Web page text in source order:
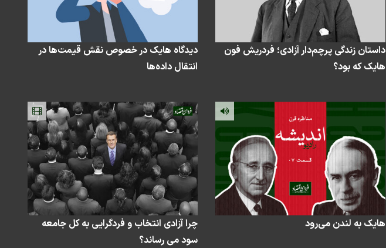
داستان زندگی پرچم‌دار آزادی؛ فردریش فون
هایک که بود؟
دیدگاه هایک در خصوص نقش قیمت‌ها در
انتقال داده‌ها
هایک به لندن می‌رود
چرا آزادی انتخاب و فردگرایی به کل جامعه
سود می رساند؟